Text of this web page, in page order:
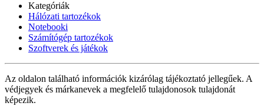
Kategóriák
Hálózati tartozékok
Notebooki
Számítógép tartozékok
Szoftverek és játékok
Az oldalon található információk kizárólag tájékoztató jellegűek. A
védjegyek és márkanevek a megfelelő tulajdonosok tulajdonát
képezik.